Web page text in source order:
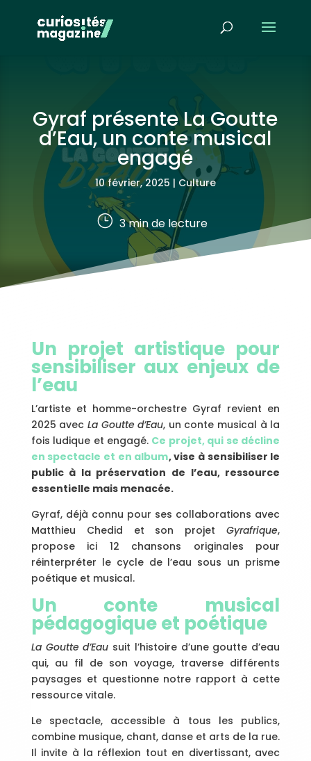
Gyraf présente La Goutte
d’Eau, un conte musical
engagé
10 février, 2025 | Culture
} 3min de lecture
Un projet artistique pour
sensibiliser aux enjeux de
l’eau
L’artiste et homme-orchestre Gyraf revient en
2025 avec La Goutte d’Eau, un conte musical à la
fois ludique et engagé. Ce projet, qui se décline
en spectacle et en album, vise à sensibiliser le
public à la préservation de l’eau, ressource
essentielle mais menacée.
Gyraf, déjà connu pour ses collaborations avec
Matthieu Chedid et son projetGyrafrique,
propose ici 12 chansons originales pour
réinterpréter le cycle de l’eau sous un prisme
poétique et musical.
Un conte musical
pédagogique et poétique
La Goutte d’Eau suit l’histoire d’une goutte d’eau
qui, au fil de son voyage, traverse différents
paysages et questionne notre rapport à cette
ressource vitale.
Le spectacle, accessible à tous les publics,
combine musique, chant, danse et arts de la rue.
Il invite à la réflexion tout en divertissant, avec